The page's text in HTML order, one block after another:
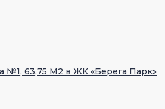
№1, 63,75 М2 в ЖК «Берега Парк»